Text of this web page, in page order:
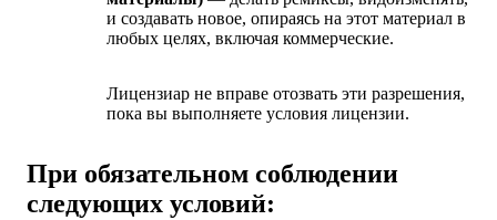
и создавать новое, опираясь на этот материал в
любых целях, включая коммерческие.
Лицензиар не вправе отозвать эти разрешения,
пока вы выполняете условия лицензии.
При обязательном соблюдении
следующих условий: